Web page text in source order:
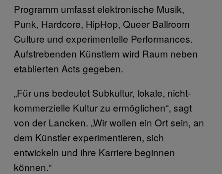
Programm umfasst elektronische Musik,
Punk, Hardcore, HipHop, Queer Ballroom
Culture und experimentelle Performances.
Aufstrebenden Künstlern wird Raum neben
etablierten Acts gegeben.
„Für uns bedeutet Subkultur, lokale, nicht-
kommerzielle Kultur zu ermöglichen“, sagt
von der Lancken. „Wir wollen ein Ort sein, an
dem Künstler experimentieren, sich
entwickeln und ihre Karriere beginnen
können.“